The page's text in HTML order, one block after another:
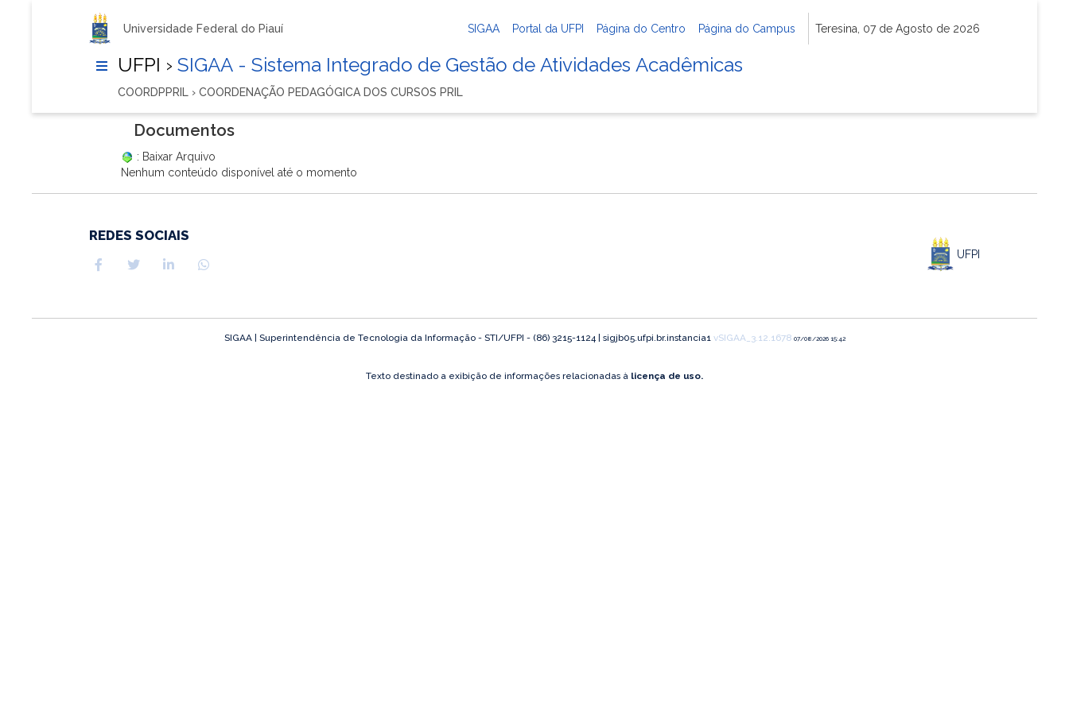
Universidade Federal do Piauí SIGAA Portal da UFPI Página do Centro Página do Campus Teresina, 07 de Agosto de 2026
UFPI › SIGAA - Sistema Integrado de Gestão de Atividades Acadêmicas
COORDPPRIL › COORDENAÇÃO PEDAGÓGICA DOS CURSOS PRIL
Documentos
: Baixar Arquivo
Nenhum conteúdo disponível até o momento
REDES SOCIAIS
UFPI
SIGAA | Superintendência de Tecnologia da Informação - STI/UFPI - (86) 3215-1124 | sigjb05.ufpi.br.instancia1 vSIGAA_3.12.1678 07/08/2026 15:42
Texto destinado a exibição de informações relacionadas à licença de uso.